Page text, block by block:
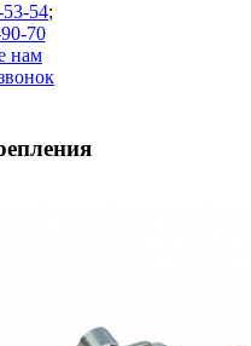
54;
70
нам